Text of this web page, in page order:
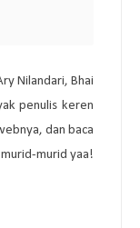
Nilandari, Bhai
penulis keren
dan baca
murid yaa!